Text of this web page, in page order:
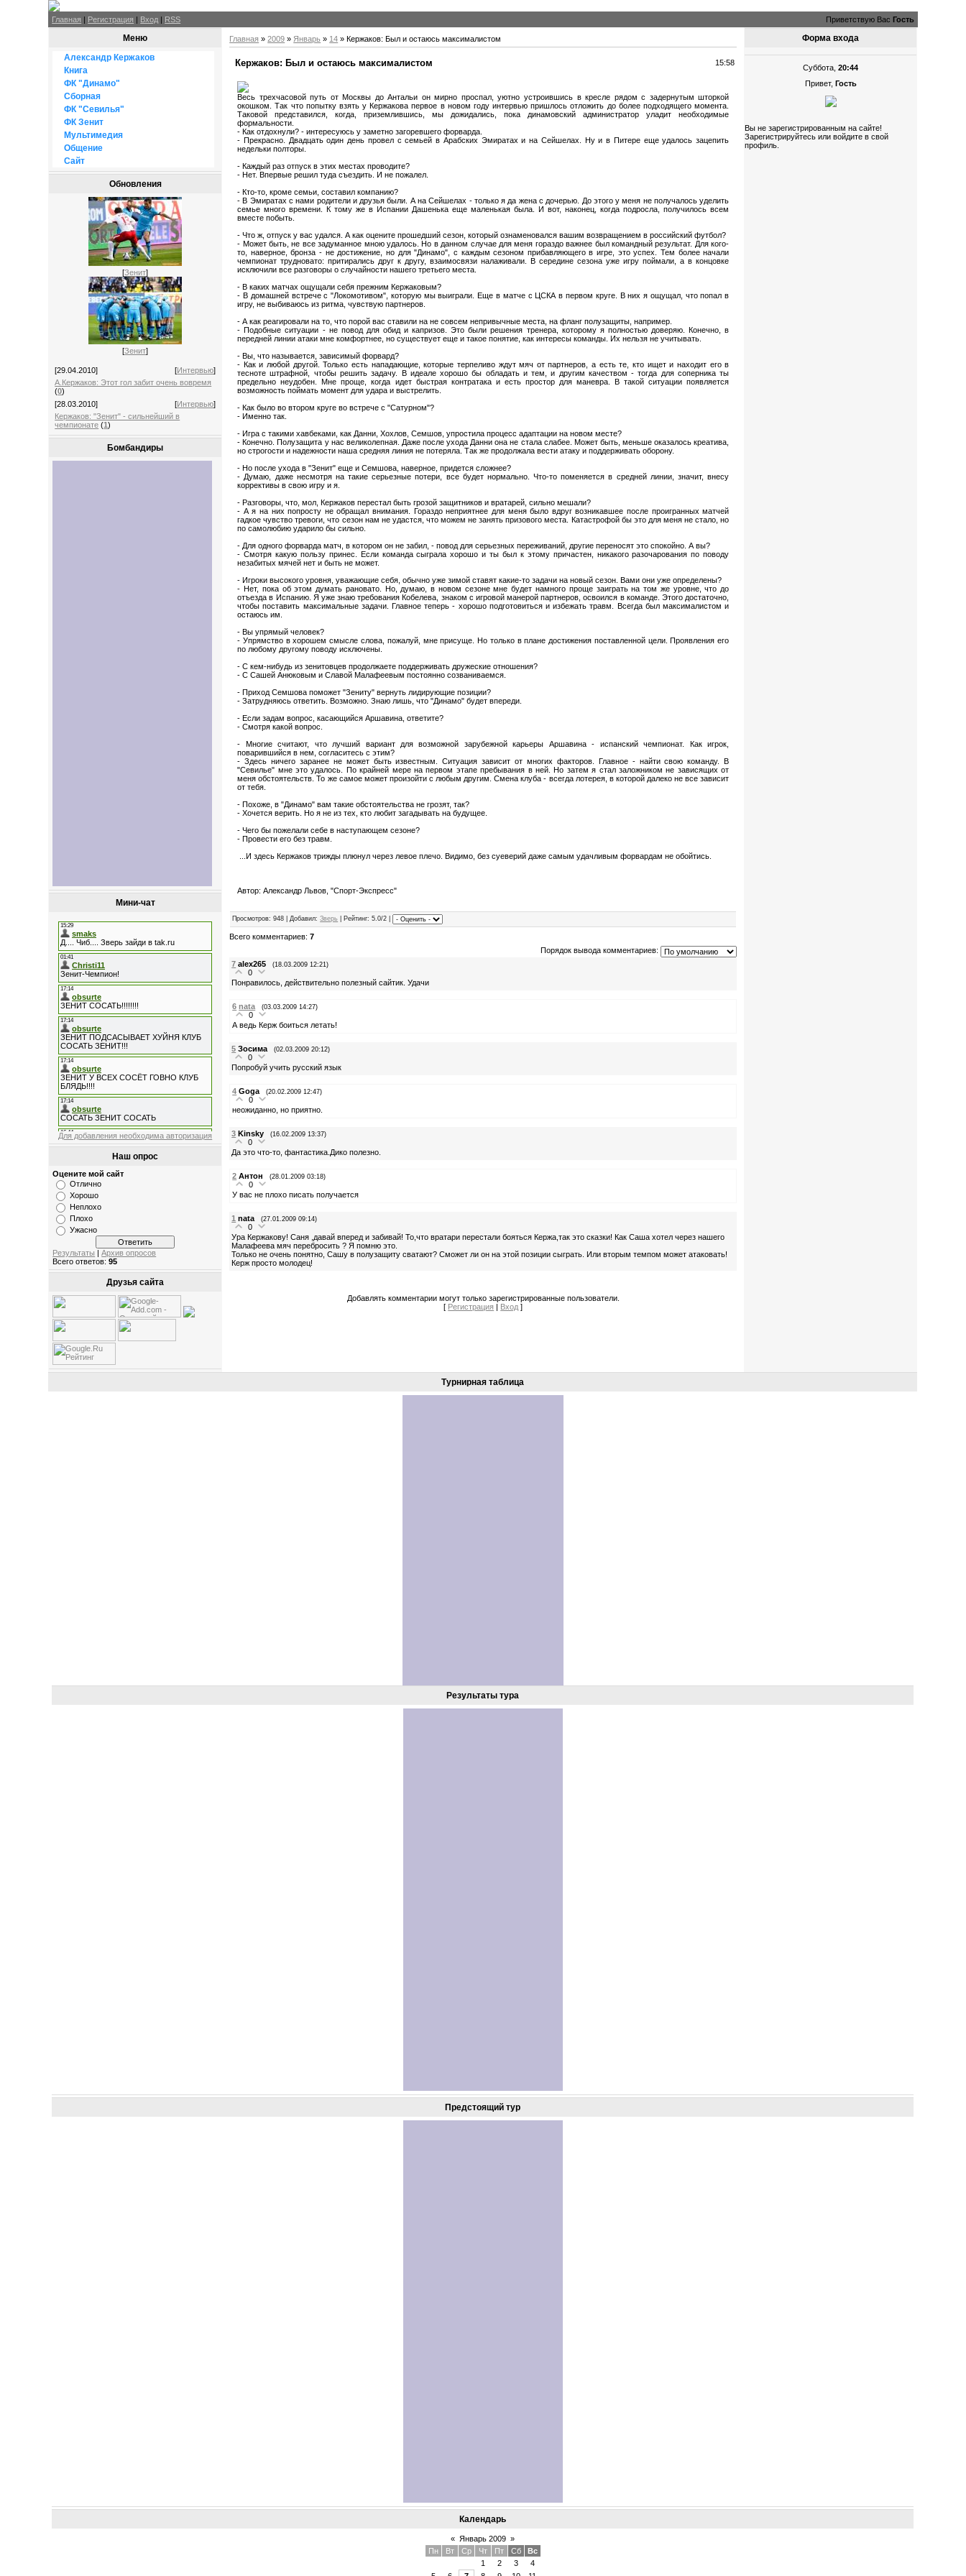
Главная | Регистрация | Вход | RSS Приветствую Вас Гость
Меню
Александр Кержаков
Книга
ФК "Динамо"
Сборная
ФК "Севилья"
ФК Зенит
Мультимедия
Общение
Сайт
Обновления
[Зенит]
[Зенит]
[29.04.2010] [Интервью]
А.Кержаков: Этот гол забит очень вовремя
(0)
[28.03.2010]
[Интервью]
Кержаков: "Зенит" - сильнейший в
чемпионате (1)
Бомбандиры
Мини-чат
Для добавления необходима авторизация
Наш опрос
Оцените мой сайт
Отлично
Хорошо
Неплохо
Плохо
Ужасно
Результаты |Архив опросов
Всего ответов:95
Друзья сайта
Главная »2009 » Январь » 14 » Кержаков: Был и остаюсь максималистом
Кержаков: Был и остаюсь максималистом 15:58
Весь трехчасовой путь от Москвы до Антальи он мирно проспал, уютно устроившись в кресле рядом с задернутым шторкой
окошком. Так что попытку взять у Кержакова первое в новом году интервью пришлось отложить до более подходящего момента.
Таковой представился, когда, приземлившись, мы дожидались, пока динамовский администратор уладит необходимые
формальности.
- Как отдохнули? - интересуюсь у заметно загоревшего форварда.
- Прекрасно. Двадцать один день провел с семьей в Арабских Эмиратах и на Сейшелах. Ну и в Питере еще удалось зацепить
недельки полторы.
- Каждый раз отпуск в этих местах проводите?
- Нет. Впервые решил туда съездить. И не пожалел.
- Кто-то, кроме семьи, составил компанию?
- В Эмиратах с нами родители и друзья были. А на Сейшелах - только я да жена с дочерью. До этого у меня не получалось уделить
семье много времени. К тому же в Испании Дашенька еще маленькая была. И вот, наконец, когда подросла, получилось всем
вместе побыть.
- Что ж, отпуск у вас удался. А как оцените прошедший сезон, который ознаменовался вашим возвращением в российский футбол?
- Может быть, не все задуманное мною удалось. Но в данном случае для меня гораздо важнее был командный результат. Для кого-
то, наверное, бронза - не достижение, но для "Динамо", с каждым сезоном прибавляющего в игре, это успех. Тем более начали
чемпионат трудновато: притирались друг к другу, взаимосвязи налаживали. В середине сезона уже игру поймали, а в концовке
исключили все разговоры о случайности нашего третьего места.
- В каких матчах ощущали себя прежним Кержаковым?
- В домашней встрече с "Локомотивом", которую мы выиграли. Еще в матче с ЦСКА в первом круге. В них я ощущал, что попал в
игру, не выбиваюсь из ритма, чувствую партнеров.
- А как реагировали на то, что порой вас ставили на не совсем непривычные места, на фланг полузащиты, например.
- Подобные ситуации - не повод для обид и капризов. Это были решения тренера, которому я полностью доверяю. Конечно, в
передней линии атаки мне комфортнее, но существует еще и такое понятие, как интересы команды. Их нельзя не учитывать.
- Вы, что называется, зависимый форвард?
- Как и любой другой. Только есть нападающие, которые терпеливо ждут мяч от партнеров, а есть те, кто ищет и находит его в
тесноте штрафной, чтобы решить задачу. В идеале хорошо бы обладать и тем, и другим качеством - тогда для соперника ты
предельно неудобен. Мне проще, когда идет быстрая контратака и есть простор для маневра. В такой ситуации появляется
возможность поймать момент для удара и выстрелить.
- Как было во втором круге во встрече с "Сатурном"?
- Именно так.
- Игра с такими хавбеками, как Данни, Хохлов, Семшов, упростила процесс адаптации на новом месте?
- Конечно. Полузащита у нас великолепная. Даже после ухода Данни она не стала слабее. Может быть, меньше оказалось креатива,
но строгости и надежности наша средняя линия не потеряла. Так же продолжала вести атаку и поддерживать оборону.
- Но после ухода в "Зенит" еще и Семшова, наверное, придется сложнее?
- Думаю, даже несмотря на такие серьезные потери, все будет нормально. Что-то поменяется в средней линии, значит, внесу
коррективы в свою игру и я.
- Разговоры, что, мол, Кержаков перестал быть грозой защитников и вратарей, сильно мешали?
- А я на них попросту не обращал внимания. Гораздо неприятнее для меня было вдруг возникавшее после проигранных матчей
гадкое чувство тревоги, что сезон нам не удастся, что можем не занять призового места. Катастрофой бы это для меня не стало, но
по самолюбию ударило бы сильно.
- Для одного форварда матч, в котором он не забил, - повод для серьезных переживаний, другие переносят это спокойно. А вы?
- Смотря какую пользу принес. Если команда сыграла хорошо и ты был к этому причастен, никакого разочарования по поводу
незабитых мячей нет и быть не может.
- Игроки высокого уровня, уважающие себя, обычно уже зимой ставят какие-то задачи на новый сезон. Вами они уже определены?
- Нет, пока об этом думать рановато. Но, думаю, в новом сезоне мне будет намного проще заиграть на том же уровне, что до
отъезда в Испанию. Я уже знаю требования Кобелева, знаком с игровой манерой партнеров, освоился в команде. Этого достаточно,
чтобы поставить максимальные задачи. Главное теперь - хорошо подготовиться и избежать травм. Всегда был максималистом и
остаюсь им.
- Вы упрямый человек?
- Упрямство в хорошем смысле слова, пожалуй, мне присуще. Но только в плане достижения поставленной цели. Проявления его
по любому другому поводу исключены.
- С кем-нибудь из зенитовцев продолжаете поддерживать дружеские отношения?
- С Сашей Анюковым и Славой Малафеевым постоянно созваниваемся.
- Приход Семшова поможет "Зениту" вернуть лидирующие позиции?
- Затрудняюсь ответить. Возможно. Знаю лишь, что "Динамо" будет впереди.
- Если задам вопрос, касающийся Аршавина, ответите?
- Смотря какой вопрос.
- Многие считают, что лучший вариант для возможной зарубежной карьеры Аршавина - испанский чемпионат. Как игрок,
поварившийся в нем, согласитесь с этим?
- Здесь ничего заранее не может быть известным. Ситуация зависит от многих факторов. Главное - найти свою команду. В
"Севилье" мне это удалось. По крайней мере на первом этапе пребывания в ней. Но затем я стал заложником не зависящих от
меня обстоятельств. То же самое может произойти с любым другим. Смена клуба - всегда лотерея, в которой далеко не все зависит
от тебя.
- Похоже, в "Динамо" вам такие обстоятельства не грозят, так?
- Хочется верить. Но я не из тех, кто любит загадывать на будущее.
- Чего бы пожелали себе в наступающем сезоне?
- Провести его без травм.
...И здесь Кержаков трижды плюнул через левое плечо. Видимо, без суеверий даже самым удачливым форвардам не обойтись.
Автор: Александр Львов, "Спорт-Экспресс"
Просмотров: 948 |Добавил:Зверь Рейтинг: 5.0/2 |
Всего комментариев:7
Порядок вывода комментариев:
7 alex265 (18.03.2009 12:21)
0
Понравилось, действительно полезный сайтик. Удачи
6 nata (03.03.2009 14:27)
0
А ведь Керж боиться летать!
5 Зосима (02.03.2009 20:12)
0
Попробуй учить русский язык
4 Goga (20.02.2009 12:47)
0
неожиданно, но приятно.
3 Kinsky (16.02.2009 13:37)
0
Да это что-то, фантастика.Дико полезно.
2 Антон (28.01.2009 03:18)
0
У вас не плохо писать получается
1 nata (27.01.2009 09:14)
0
Ура Кержакову! Саня ,давай вперед и забивай! То,что вратари перестали бояться Кержа,так это сказки! Как Саша хотел через нашего
Малафеева мяч перебросить ? Я помню это.
Только не очень понятно, Сашу в полузащиту сватают? Сможет ли он на этой позиции сыграть. Или вторым темпом может атаковать!
Керж просто молодец!
Добавлять комментарии могут только зарегистрированные пользователи.
[ Регистрация | Вход ]
Форма входа
Суббота,20:44
Привет, Гость
Вы не зарегистрированным на сайте!
Зарегистрируйтесь или войдите в свой
профиль.
Турнирная таблица
Результаты тура
Предстоящий тур
Календарь
« Январь 2009 »
Пн
Вт Ср Чт Пт Сб
Вс
1
2 3
4